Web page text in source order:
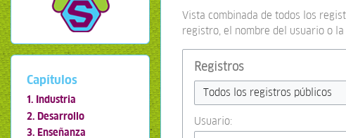
Vista combinada de todos los
registro, el nombre del usuario o
Registros
Todos los registros públicos
Usuario:
Capítulos
1. Industria
2. Desarrollo
3. Enseñanza